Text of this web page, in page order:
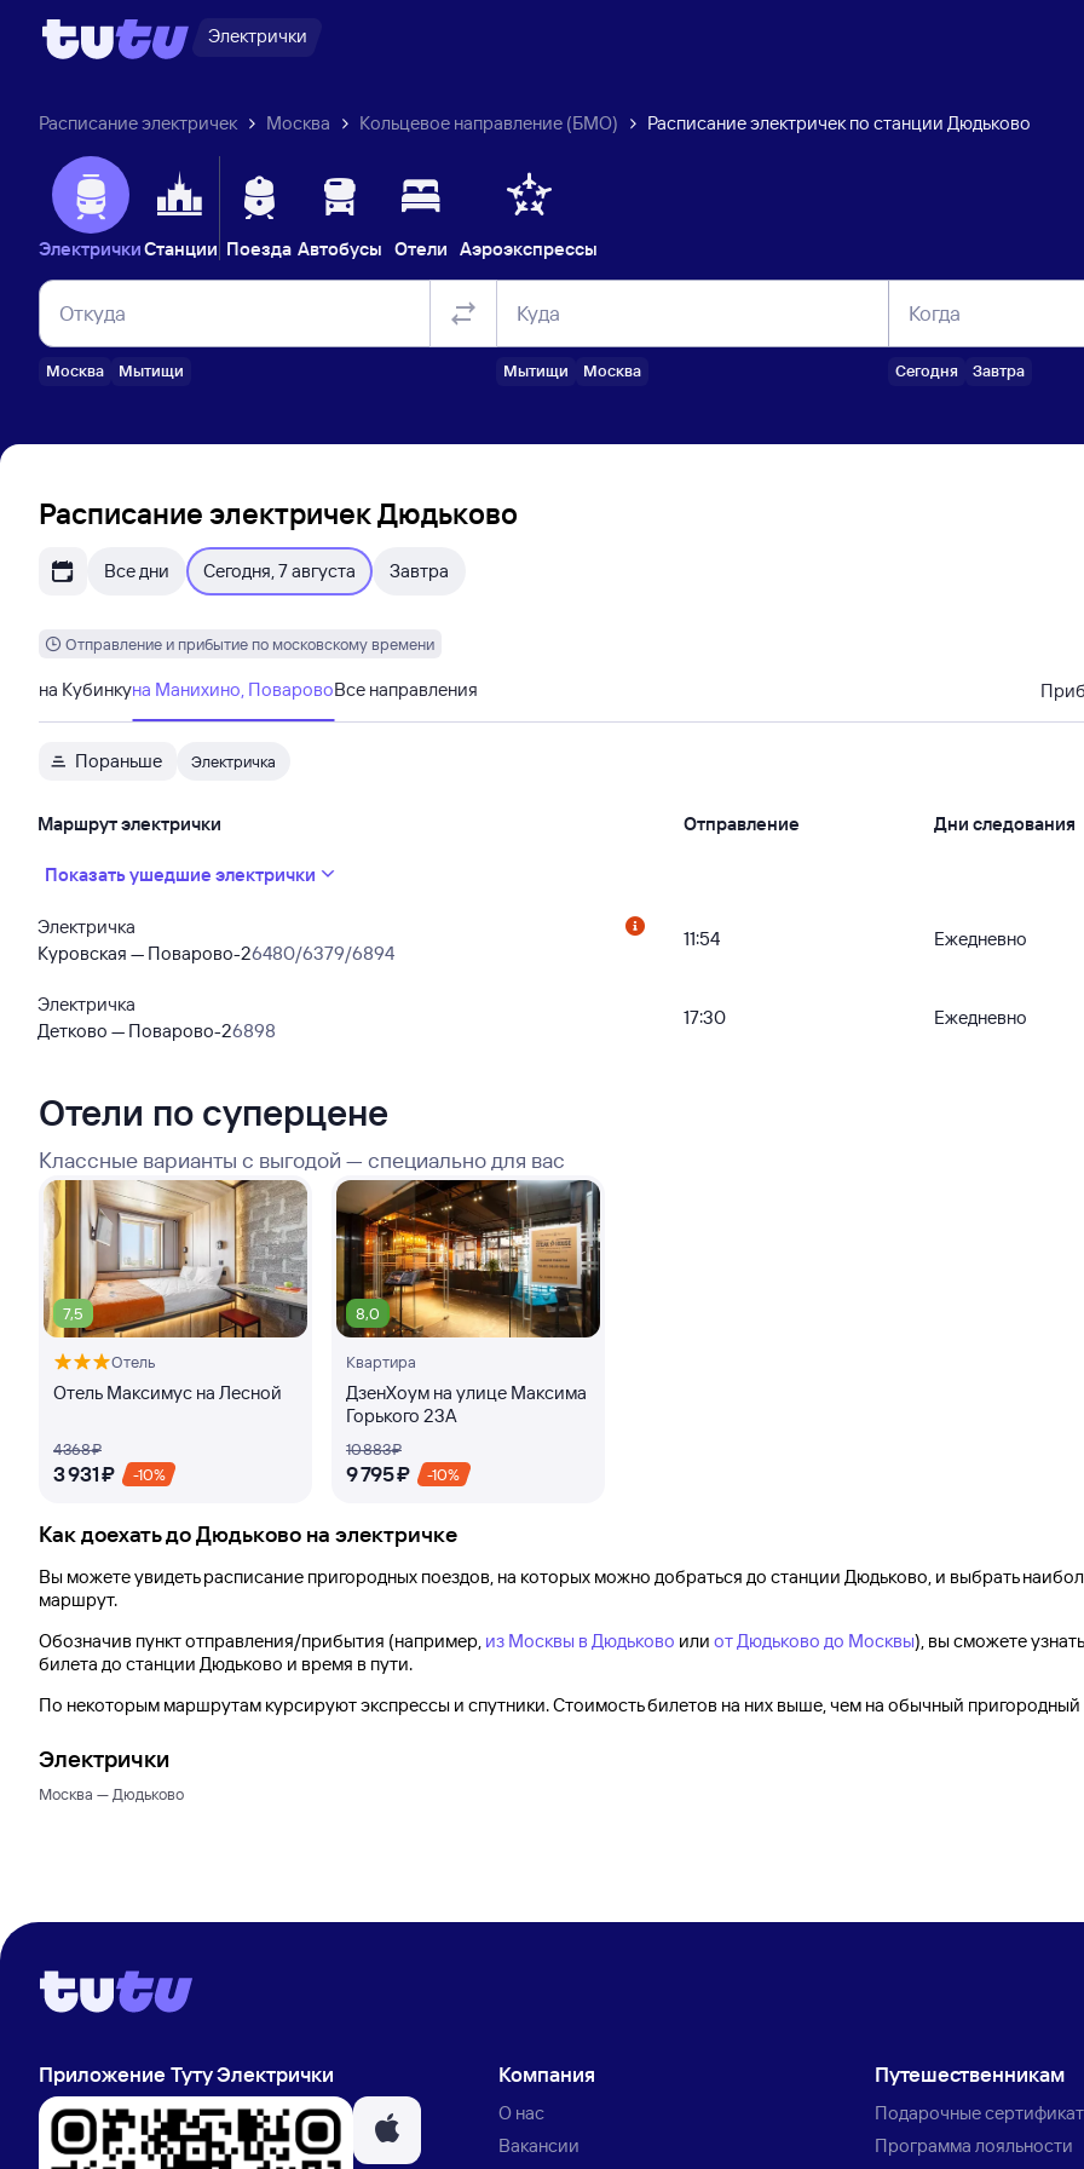
Электрички
Расписание электричек Москва Кольцевое направление (БМО) Расписание электричек по станции Дюдьково
ЭлектричкиСтанции Поезда Автобусы Отели Аэроэкспрессы
Откуда
Москва Мытищи
Куда
Мытищи Москва
Когда
Сегодня Завтра
Расписание электричек Дюдьково
Все дни Сегодня, 7 августа Завтра
Отправление и прибытие по московскому времени
на Кубинкуна Манихино, ПоваровоВсе направления
Пораньше Электричка
Маршрут электрички Отправление Дни следования
Показать ушедшие электрички
Электричка
Куровская — Поварово-26480/6379/6894
11:54 Ежедневно
Электричка
Детково — Поварово-26898
17:30 Ежедневно
Отели по суперцене
Классные варианты с выгодой — специально для вас
7,5
Отель
Отель Максимус на Лесной
4 ⁠368 ⁠₽
3 ⁠931 ⁠₽ -10%
8,0
Квартира
ДзенХоум на улице Максима
Горького 23А
10 ⁠883 ⁠₽
9 ⁠795 ⁠₽ -10%
Как доехать доДюдьково на электричке
Вы можете увидеть расписание пригородных поездов, на которых можно добраться до станции Дюдьково, и выбрать
маршрут.
Обозначив пункт отправления/прибытия (например, из Москвы в Дюдьково или от Дюдьково до Москвы), вы сможете
билета до станции Дюдьково и время в пути.
По некоторым маршрутам курсируют экспрессы и спутники. Стоимость билетов на них выше, чем на обычный пригородный
Электрички
Москва — Дюдьково
Приложение Туту Электрички Компания
О нас
Вакансии
Путешественникам
Подарочные
Программа лояльности